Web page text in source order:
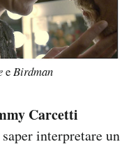
e Birdman
Carcetti
interpretare un